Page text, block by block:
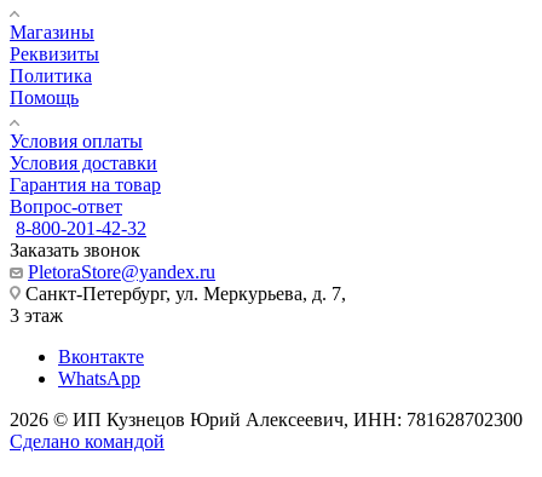
Магазины
Реквизиты
Политика
Помощь
Условия оплаты
Условия доставки
Гарантия на товар
Вопрос-ответ
8-800-201-42-32
Заказать звонок
PletoraStore@yandex.ru
Санкт-Петербург, ул. Меркурьева, д. 7,
3 этаж
Вконтакте
WhatsApp
2026 © ИП Кузнецов Юрий Алексеевич, ИНН: 781628702300
Сделано командой